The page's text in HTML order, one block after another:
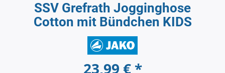
SSV Grefrath Jogginghose
Cotton mit Bündchen KIDS
23,99 € *